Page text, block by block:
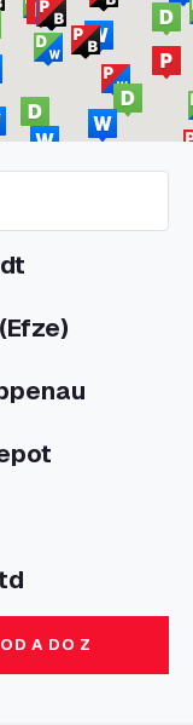
OD A DO Z